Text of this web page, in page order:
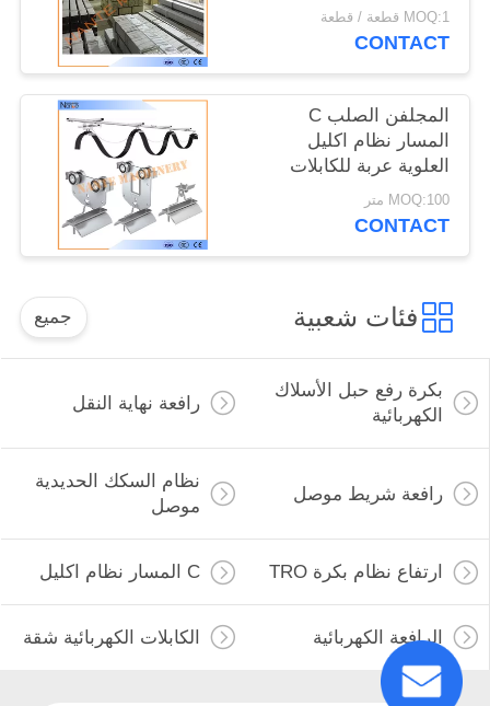
MOQ:1 قطعة / قطعة
CONTACT
المجلفن الصلب C
المسار نظام اكليل
العلوية عربة للكابلات
مسطحة
MOQ:100 متر
CONTACT
فئات شعبية جميع
بكرة رفع حبل الأسلاك
الكهربائية
رافعة نهاية النقل
رافعة شريط موصل
نظام السكك الحديدية
موصل
ارتفاع نظام بكرة TRO C المسار نظام اكليل
الرافعة الكهربائية الكابلات الكهربائية شقة